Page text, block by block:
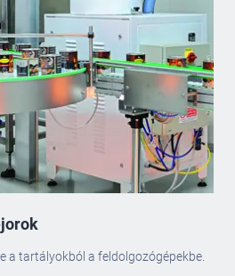
a tartályokból a feldolgozógépekbe.